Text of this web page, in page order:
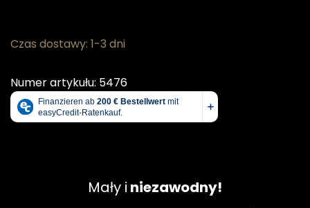
Czas dostawy: 1-3 dni
Numer artykułu: 5476
Mały i niezawodny!